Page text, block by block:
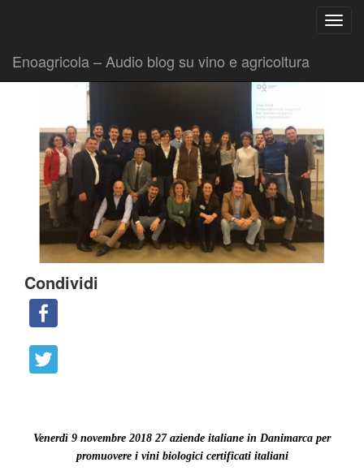
Enoagricola – Audio blog su vino e agricoltura
Condividi
Venerdì 9 novembre 2018 27 aziende italiane in Danimarca per
promuovere i vini biologici certificati italiani